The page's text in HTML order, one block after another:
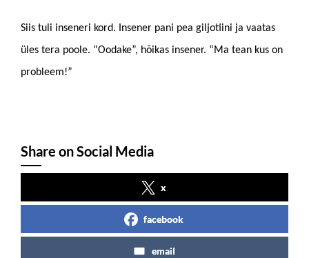
Siis tuli inseneri kord. Insener pani pea giljotiini ja vaatas
üles tera poole. “Oodake”, hõikas insener. “Ma tean kus on
probleem!”
Share on Social Media
x
facebook
email